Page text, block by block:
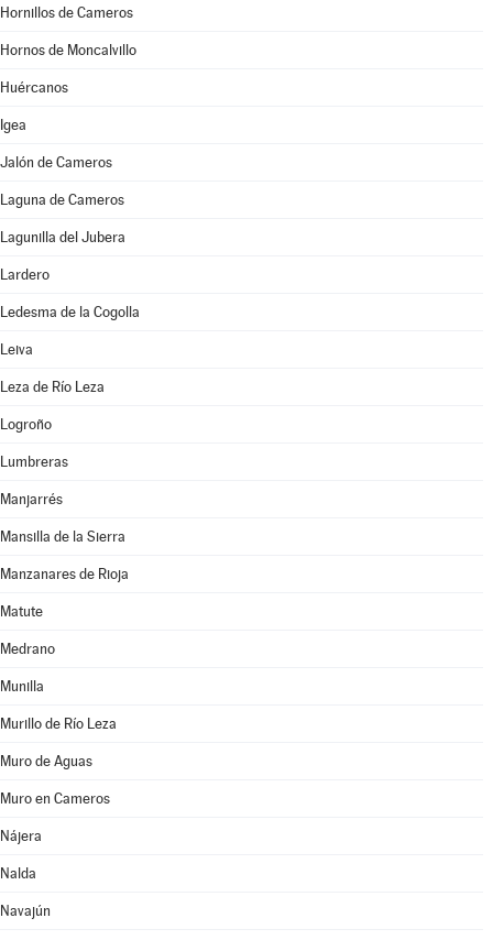
Hornillos de Cameros
Hornos de Moncalvillo
Huércanos
Igea
Jalón de Cameros
Laguna de Cameros
Lagunilla del Jubera
Lardero
Ledesma de la Cogolla
Leiva
Leza de Río Leza
Logroño
Lumbreras
Manjarrés
Mansilla de la Sierra
Manzanares de Rioja
Matute
Medrano
Munilla
Murillo de Río Leza
Muro de Aguas
Muro en Cameros
Nájera
Nalda
Navajún